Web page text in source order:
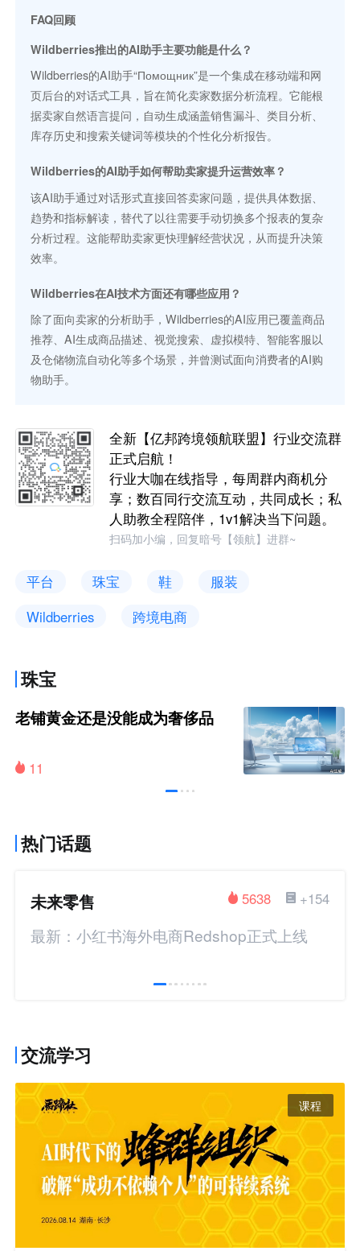
FAQ回顾
Wildberries推出的AI助手主要功能是什么？
Wildberries的AI助手“Помощник”是一个集成在移动端和网
页后台的对话式工具，旨在简化卖家数据分析流程。它能根
据卖家自然语言提问，自动生成涵盖销售漏斗、类目分析、
库存历史和搜索关键词等模块的个性化分析报告。
Wildberries的AI助手如何帮助卖家提升运营效率？
该AI助手通过对话形式直接回答卖家问题，提供具体数据、
趋势和指标解读，替代了以往需要手动切换多个报表的复杂
分析过程。这能帮助卖家更快理解经营状况，从而提升决策
效率。
Wildberries在AI技术方面还有哪些应用？
除了面向卖家的分析助手，Wildberries的AI应用已覆盖商品
推荐、AI生成商品描述、视觉搜索、虚拟模特、智能客服以
及仓储物流自动化等多个场景，并曾测试面向消费者的AI购
物助手。
全新【亿邦跨境领航联盟】行业交流群
正式启航！
行业大咖在线指导，每周群内商机分
享；数百同行交流互动，共同成长；私
人助教全程陪伴，1v1解决当下问题。
扫码加小编，回复暗号【领航】进群~
平台 珠宝 鞋
服装
Wildberries
跨境电商
珠宝
老铺黄金还是没能成为奢侈品
11
热门话题
未来零售 +154
5638
最新：小红书海外电商Redshop正式上线
交流学习
课程